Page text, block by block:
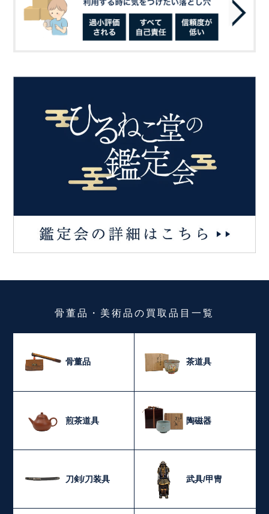
骨董品・美術品の買取品目一覧
骨董品 茶道具
煎茶道具 陶磁器
刀剣/刀装具 武具/甲冑